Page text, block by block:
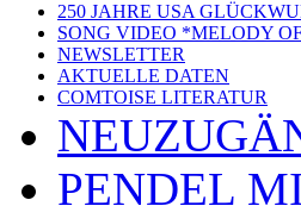
250 JAHRE USA
SONG VIDEO *MELODY
NEWSLETTER
AKTUELLE DATEN
COMTOISE LITERATUR
PENDEL